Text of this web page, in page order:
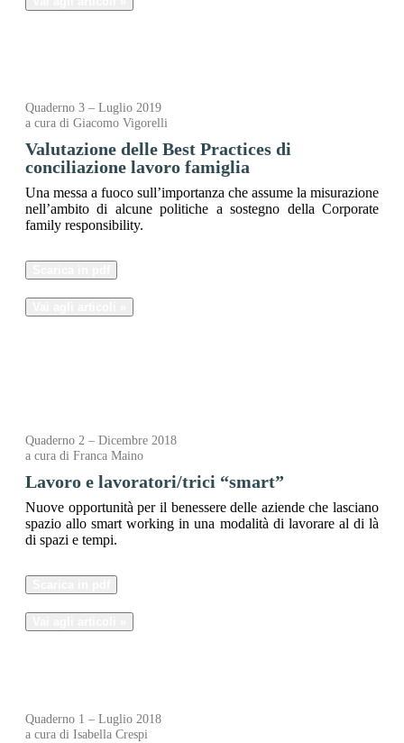
Quaderno 3 – Luglio 2019
a cura di Giacomo Vigorelli
Valutazione delle Best Practices di
conciliazione lavoro famiglia
Una messa a fuoco sull’importanza che assume la misurazione
nell’ambito di alcune politiche a sostegno della Corporate
family responsibility.
Quaderno 2 – Dicembre 2018
a cura di Franca Maino
Lavoro e lavoratori/trici “smart”
Nuove opportunità per il benessere delle aziende che lasciano
spazio allo smart working in una modalità di lavorare al di là
di spazi e tempi.
Quaderno 1 – Luglio 2018
a cura di Isabella Crespi